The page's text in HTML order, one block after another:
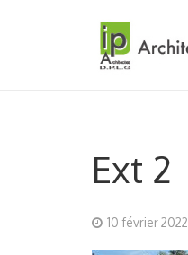
Ext 2
10 février 2022